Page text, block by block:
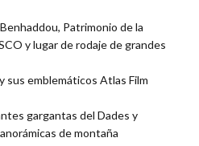
Patrimonio de la
y lugar de rodaje de grandes
sus emblemáticos Atlas Film
gargantas del Dades y
de montaña